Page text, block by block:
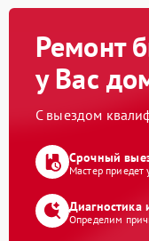
Ремонт
у Вас
С выездом
Срочный
Мастер
Диагностика
Определим